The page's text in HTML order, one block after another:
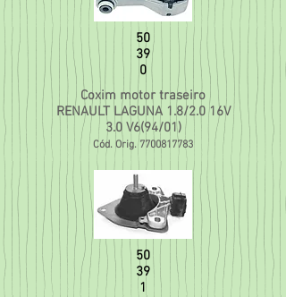
50
39
0
Coxim motor traseiro
RENAULT LAGUNA 1.8/2.0 16V
3.0 V6(94/01)
Cód. Orig.7700817783
50
39
1